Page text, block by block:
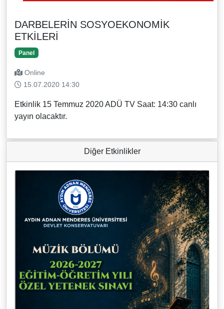
DARBELERİN SOSYOEKONOMİK
ETKİLERİ
Panel
Online
15.07.2020 14:30
Etkinlik 15 Temmuz 2020 ADÜ TV Saat: 14:30 canlı
yayın olacaktır.
Diğer Etkinlikler